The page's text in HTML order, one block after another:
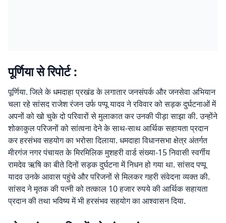
पूर्णिया से रिपोर्ट :
पूर्णिया. जिले के धमदाहा प्रखंड के लगातार जनसंपर्क और जनसेवा अभियान
चला रहे सांसद राजेश रंजन उर्फ पप्पू यादव ने रविवार को सड़क दुर्घटनाओं में
अपनों को खो चुके दो परिवारों से मुलाकात कर उनकी पीड़ा साझा की. उन्होंने
शोकाकुल परिजनों को सांत्वना देने के साथ-साथ आर्थिक सहायता प्रदान
कर हरसंभव सहयोग का भरोसा दिलाया. धमदाहा विधानसभा क्षेत्र अंतर्गत
मीरगंज नगर पंचायत के मिरमिलिक मुशहरी वार्ड संख्या-15 निवासी स्वर्गीय
रामदेव ऋषि का बीते दिनों सड़क दुर्घटना में निधन हो गया था. सांसद पप्पू
यादव उनके आवास पहुंचे और परिजनों से मिलकर गहरी संवेदना व्यक्त की.
सांसद ने मृतक की पत्नी को तत्काल 10 हजार रुपये की आर्थिक सहायता
प्रदान की तथा भविष्य में भी हरसंभव सहयोग का आश्वासन दिया.